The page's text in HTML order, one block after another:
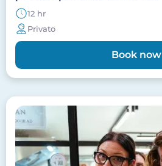
12 hr
Privato
Book now
Image